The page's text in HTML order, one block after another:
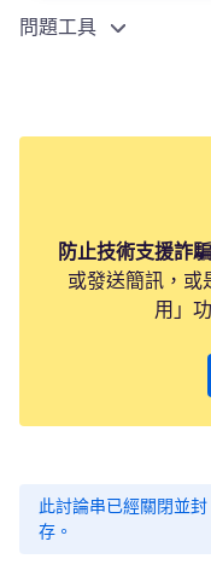
問題工具
防止技術支援詐
或發送簡訊，或
用」
此討論串已經關閉並封
存。